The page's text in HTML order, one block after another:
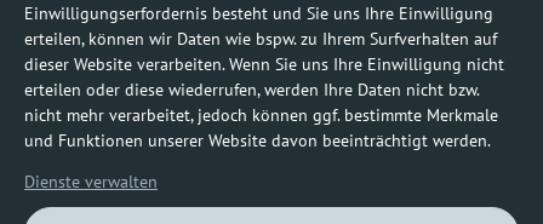
Einwilligungserfordernis besteht und Sie uns Ihre Einwilligung
erteilen, können wir Daten wie bspw. zu Ihrem Surfverhalten auf
dieser Website verarbeiten. Wenn Sie uns Ihre Einwilligung nicht
erteilen oder diese wiederrufen, werden Ihre Daten nicht bzw.
nicht mehr verarbeitet, jedoch können ggf. bestimmte Merkmale
und Funktionen unserer Website davon beeinträchtigt werden.
Dienste verwalten
Befundauskünfte/
Nachforderungen
0800 1219100-10